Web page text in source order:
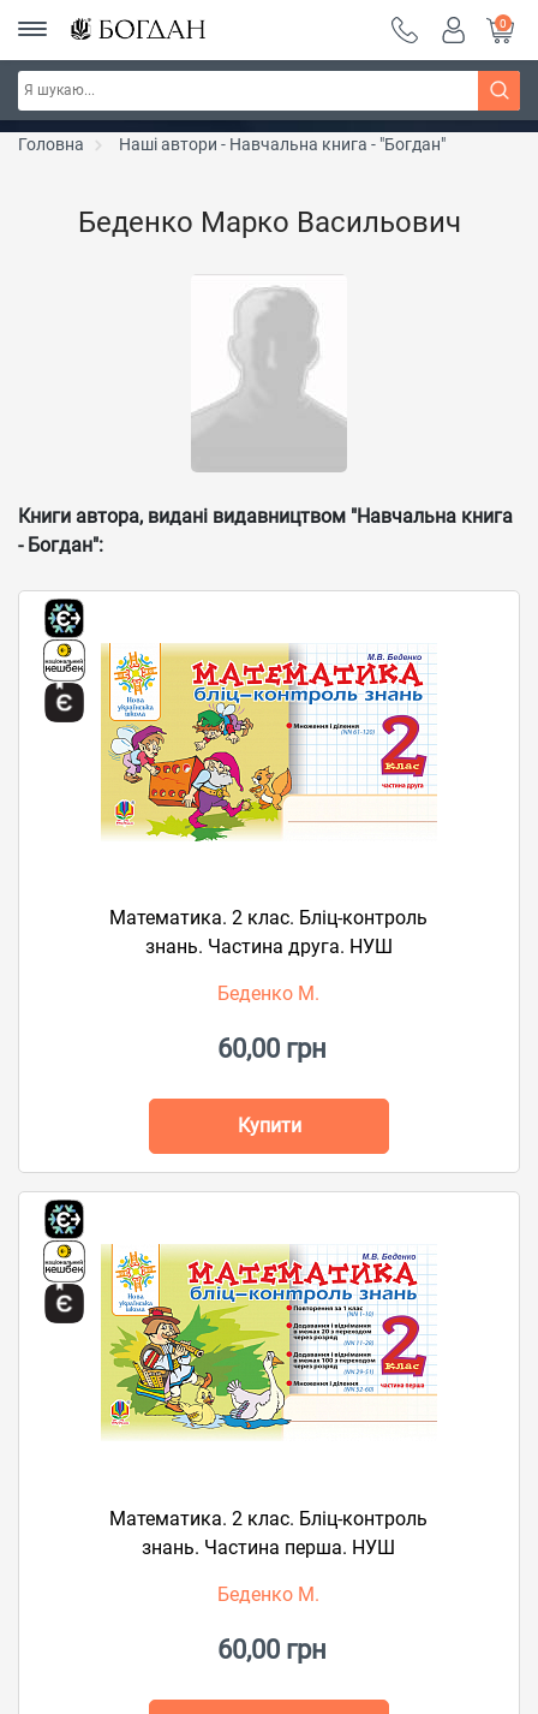
Серія "Чейзіана" ~ знижка 20%
0
Головна Наші автори - Навчальна книга - "Богдан"
Беденко Марко Васильович
Книги автора, видані видавництвом "Навчальна книга
- Богдан":
Математика. 2 клас. Бліц-контроль
знань. Частина друга. НУШ
Беденко М.
60,00 грн
Купити
Математика. 2 клас. Бліц-контроль
знань. Частина перша. НУШ
Беденко М.
60,00 грн